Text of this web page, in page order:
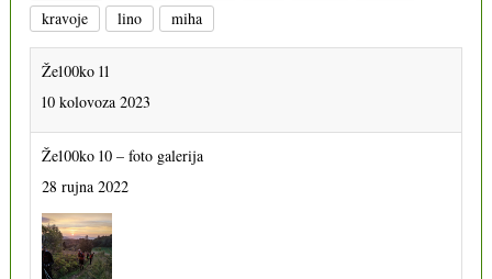
kravoje
lino miha
Že100ko 11
10 kolovoza 2023
Že100ko 10 – foto galerija
28 rujna 2022